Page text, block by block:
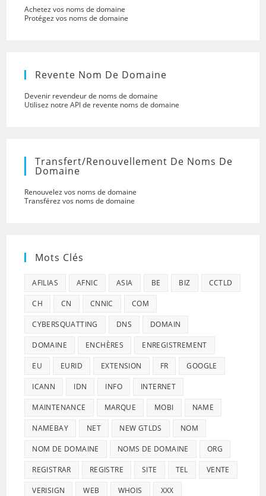
Achetez vos noms de domaine
Protégez vos noms de domaine
Revente Nom De Domaine
Devenir revendeur de noms de domaine
Utilisez notre API de revente noms de domaine
Transfert/renouvellement De Noms De
Domaine
Renouvelez vos noms de domaine
Transférez vos noms de domaine
Mots Clés
AFILIAS AFNIC ASIA BE BIZ CCTLD
CH CN CNNIC COM
CYBERSQUATTING DNS DOMAIN
DOMAINE ENCHÈRES ENREGISTREMENT
EU EURID EXTENSION FR GOOGLE
ICANN IDN INFO INTERNET
MAINTENANCE MARQUE MOBI NAME
NAMEBAY NET NEW GTLDS NOM
NOM DE DOMAINE NOMS DE DOMAINE ORG
REGISTRAR REGISTRE SITE TEL VENTE
VERISIGN WEB WHOIS XXX